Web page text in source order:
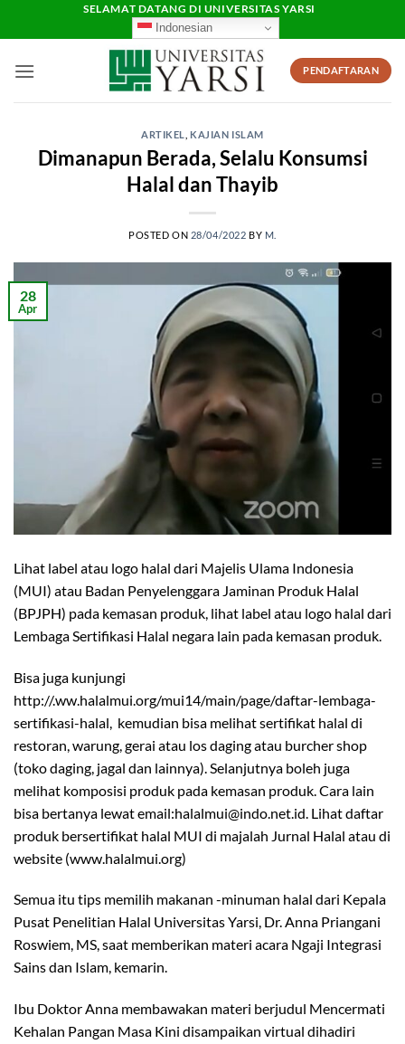
SELAMAT DATANG DI UNIVERSITAS YARSI
Indonesian
PENDAFTARAN
ARTIKEL KAJIAN ISLAM
Dimanapun Berada, Selalu Konsumsi
Halal dan Thayib
POSTED ON 28/04/2022 BY M.
28
Apr
Lihat label atau logo halal dari Majelis Ulama Indonesia
(MUI) atau Badan Penyelenggara Jaminan Produk Halal
(BPJPH) pada kemasan produk, lihat label atau logo halal dari
Lembaga Sertifikasi Halal negara lain pada kemasan produk.
Bisa juga kunjungi
http://.ww.halalmui.org/mui14/main/page/daftar-lembaga-
sertifikasi-halal, kemudian bisa melihat sertifikat halal di
restoran, warung, gerai atau los daging atau burcher shop
(toko daging, jagal dan lainnya). Selanjutnya boleh juga
melihat komposisi produk pada kemasan produk. Cara lain
bisa bertanya lewat email:halalmui@indo.net.id. Lihat daftar
produk bersertifikat halal MUI di majalah Jurnal Halal atau di
website (www.halalmui.org)
Semua itu tips memilih makanan -minuman halal dari Kepala
Pusat Penelitian Halal Universitas Yarsi, Dr. Anna Priangani
Roswiem, MS, saat memberikan materi acara Ngaji Integrasi
Sains dan Islam, kemarin.
Ibu Doktor Anna membawakan materi berjudul Mencermati
Kehalan Pangan Masa Kini disampaikan virtual dihadiri